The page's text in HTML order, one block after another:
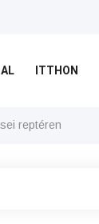
ITTHON
reptéren